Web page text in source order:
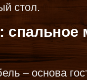
стол.
– основа